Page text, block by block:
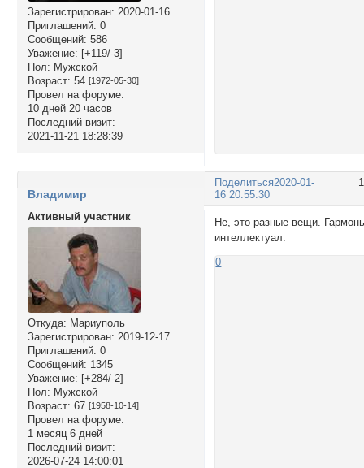
Зарегистрирован: 2020-01-16
Приглашений: 0
Сообщений: 586
Уважение: [+119/-3]
Пол: Мужской
Возраст: 54 [1972-05-30]
Провел на форуме:
10 дней 20 часов
Последний визит:
2021-11-21 18:28:39
Поделиться2020-01-
16 20:55:30
Владимир
Активный участник
Откуда: Мариуполь
Зарегистрирован: 2019-12-17
Приглашений: 0
Сообщений: 1345
Уважение: [+284/-2]
Пол: Мужской
Возраст: 67 [1958-10-14]
Провел на форуме:
1 месяц 6 дней
Последний визит:
2026-07-24 14:00:01
Не, это разные вещи.
интеллектуал.
0